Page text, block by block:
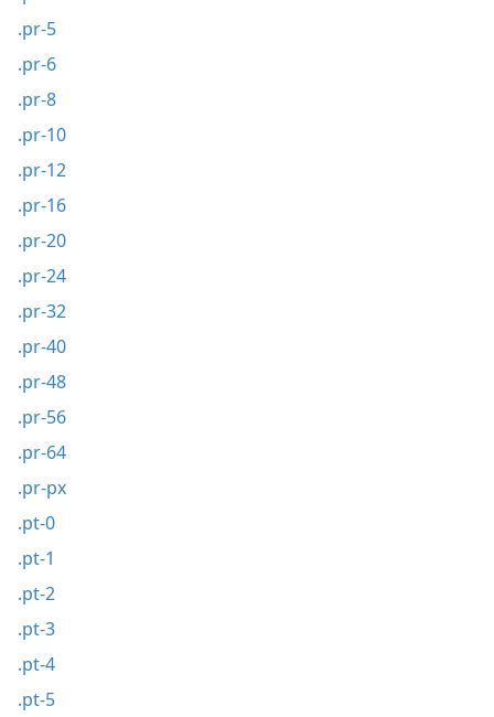
.pr-5
.pr-6
.pr-8
.pr-10
.pr-12
.pr-16
.pr-20
.pr-24
.pr-32
.pr-40
.pr-48
.pr-56
.pr-64
.pr-px
.pt-0
.pt-1
.pt-2
.pt-3
.pt-4
.pt-5